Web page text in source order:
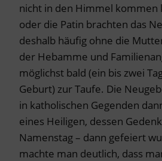
nicht in den Himmel kommen
oder die Patin brachten das
deshalb häufig ohne die
der Hebamme und
möglichst bald (ein bis zwei
Geburt) zur Taufe. Die
in katholischen Gegenden
eines Heiligen, dessen
Namenstag – dann gefeiert
machte man deutlich, dass